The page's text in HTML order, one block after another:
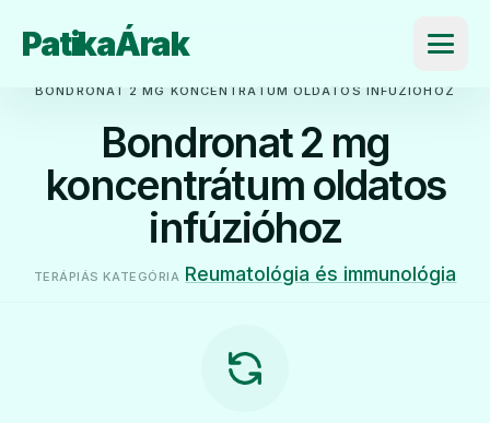
PatikaÁrak
BONDRONAT 2 MG KONCENTRÁTUM OLDATOS INFÚZIÓHOZ
Bondronat 2 mg
koncentrátum oldatos
infúzióhoz
TERÁPIÁS KATEGÓRIA Reumatológia és immunológia